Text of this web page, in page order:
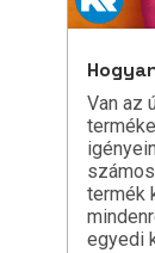
Van az
termék
egyedi